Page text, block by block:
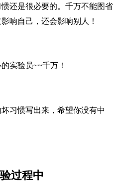
是很必要的。千万不能图省
响自己，还会影响别人！
验员~~千万！
惯写出来，希望你没有中
过程中